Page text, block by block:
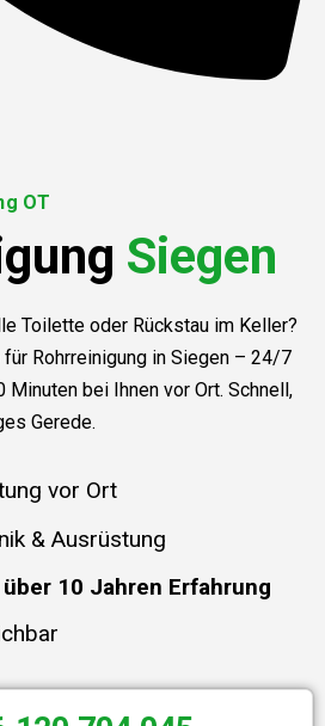
OT
Siegen
Toilette oder Rückstau im Keller?
Rohrreinigung in Siegen – 24/7
Minuten bei Ihnen vor Ort. Schnell,
Gerede.
vor Ort
& Ausrüstung
10 Jahren Erfahrung